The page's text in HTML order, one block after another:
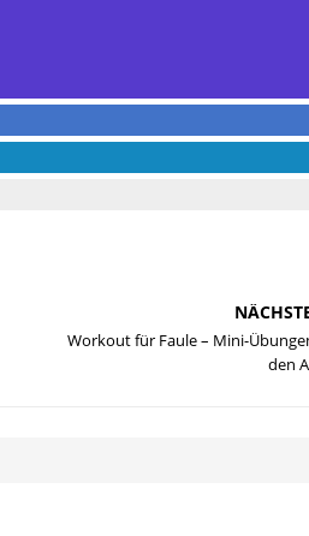
Workout für Faule – Mini-
den